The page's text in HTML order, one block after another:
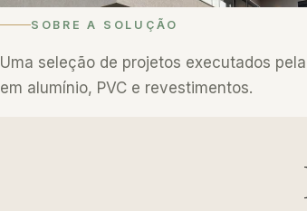
SOBRE A SOLUÇÃO
Uma seleção de projetos executados
em alumínio, PVC e revestimentos.